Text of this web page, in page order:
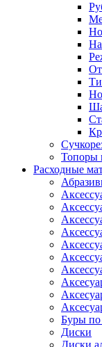
Топоры
Расходные
Буры по
Диски
Диски